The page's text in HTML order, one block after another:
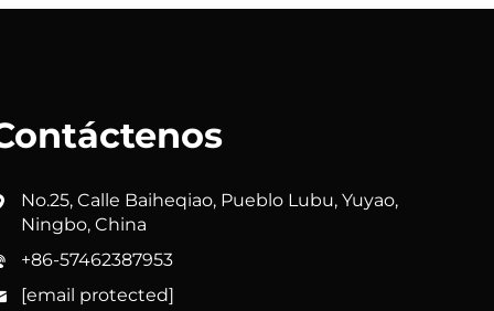
No.25, Calle Baiheqiao, Pueblo Lubu, Yuyao,
Ningbo, China
+86-57462387953
[email protected]